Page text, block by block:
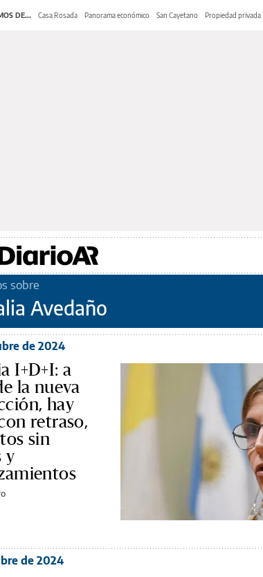
DE... Casa Rosada Panorama económico San Cayetano Propiedad privada
sobre
Avedaño
de 2024
I+D+I: a
la nueva
hay
retraso,
sin
y
de 2024